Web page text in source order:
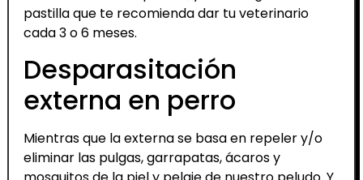
pastilla que te recomienda dar tu veterinario
cada 3 o 6 meses.
Desparasitación
externa en perro
Mientras que la externa se basa en repeler y/o
eliminar las pulgas, garrapatas, ácaros y